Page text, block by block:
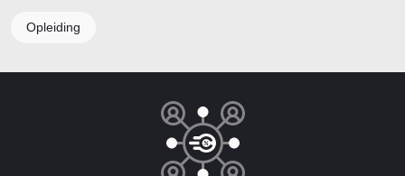
Opleiding